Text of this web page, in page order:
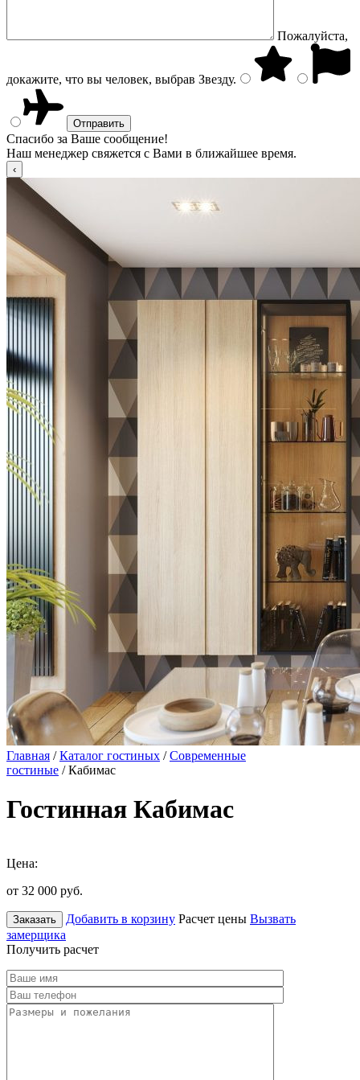
Пожалуйста,
докажите, что вы человек, выбрав Звезду.
Спасибо за Ваше сообщение!
Наш менеджер свяжется с Вами в ближайшее время.
Главная /Каталог гостиных /Современные
гостиные / Кабимас
Гостинная Кабимас
Цена:
от 32 000 руб.
Заказать Добавить в корзину Расчет цены Вызвать
замерщика
Получить расчет